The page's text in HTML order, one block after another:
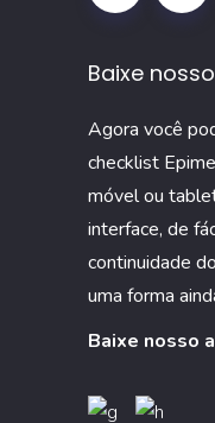
indicador
UTI
Baixe
Agora você
checklist
móvel ou
interface, de
continuidade
uma forma
Baixe nosso